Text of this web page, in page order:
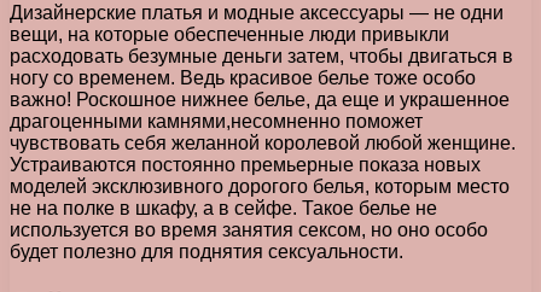
Дизайнерские платья и модные аксессуары — не одни
вещи, на которые обеспеченные люди привыкли
расходовать безумные деньги затем, чтобы двигаться в
ногу со временем. Ведь красивое белье тоже особо
важно! Роскошное нижнее белье, да еще и украшенное
драгоценными камнями,несомненно поможет
чувствовать себя желанной королевой любой женщине.
Устраиваются постоянно премьерные показа новых
моделей эксклюзивного дорогого белья, которым место
не на полке в шкафу, а в сейфе. Такое белье не
используется во время занятия сексом, но оно особо
будет полезно для поднятия сексуальности.